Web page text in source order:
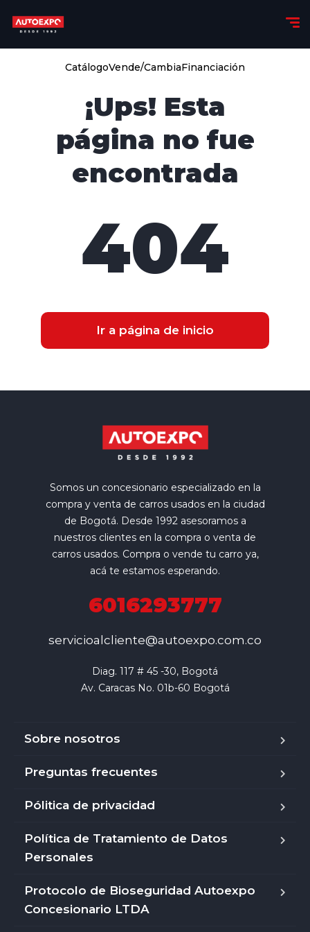
CatálogoVende/CambiaFinanciación
¡Ups! Esta
página no fue
encontrada
404
Ir a página de inicio
Somos un concesionario especializado en la
compra y venta de carros usados en la ciudad
de Bogotá. Desde 1992 asesoramos a
nuestros clientes en la compra o venta de
carros usados. Compra o vende tu carro ya,
acá te estamos esperando.
6016293777
servicioalcliente@autoexpo.com.co
Diag. 117 # 45 -30, Bogotá
Av. Caracas No. 01b-60 Bogotá
Sobre nosotros
Preguntas frecuentes
Pólitica de privacidad
Política de Tratamiento de Datos
Personales
Protocolo de Bioseguridad Autoexpo
Concesionario LTDA